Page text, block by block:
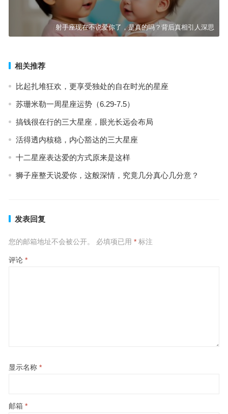
射手座现在不说爱你了，是真的吗？背后真相引人深思
相关推荐
比起扎堆狂欢，更享受独处的自在时光的星座
苏珊米勒一周星座运势（6.29-7.5）
搞钱很在行的三大星座，眼光长远会布局
活得透内核稳，内心豁达的三大星座
十二星座表达爱的方式原来是这样
狮子座整天说爱你，这般深情，究竟几分真心几分意？
发表回复
您的邮箱地址不会被公开。 必填项已用 *标注
评论 *
显示名称 *
邮箱 *